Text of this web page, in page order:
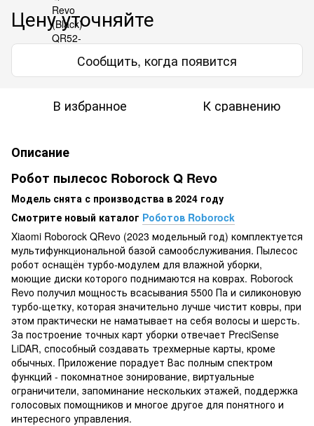
Цену уточняйте
Сообщить, когда появится
В избранное К сравнению
Описание
Робот пылесос Roborock Q Revo
Модель снята с производства в 2024 году
Смотрите новый каталог Роботов Roborock
Xiaomi Roborock QRevo (2023 модельный год) комплектуется
мультифункциональной базой самообслуживания. Пылесос
робот оснащён турбо-модулем для влажной уборки,
моющие диски которого поднимаются на коврах. Roborock
Revo получил мощность всасывания 5500 Па и силиконовую
турбо-щетку, которая значительно лучше чистит ковры, при
этом практически не наматывает на себя волосы и шерсть.
За построение точных карт уборки отвечает PreciSense
LiDAR, способный создавать трехмерные карты, кроме
обычных. Приложение порадует Вас полным спектром
функций - покомнатное зонирование, виртуальные
ограничители, запоминание нескольких этажей, поддержка
голосовых помощников и многое другое для понятного и
интересного управления.